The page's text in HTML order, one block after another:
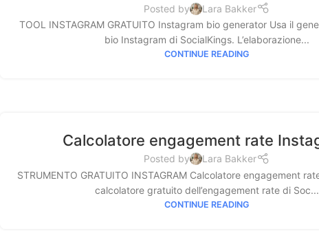
Posted by
Lara Bakker
TOOL INSTAGRAM GRATUITO Instagram bio generator Usa il
bio Instagram di SocialKings. L’elaborazione...
CONTINUE READING
Calcolatore engagement rate
Posted by
Lara Bakker
STRUMENTO GRATUITO INSTAGRAM Calcolatore engagement
calcolatore gratuito dell’engagement rate di Soc...
CONTINUE READING